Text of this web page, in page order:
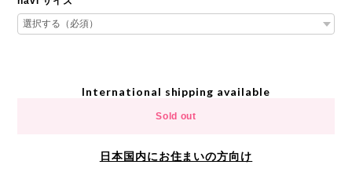
International shipping available
Sold out
日本国内にお住まいの方向け